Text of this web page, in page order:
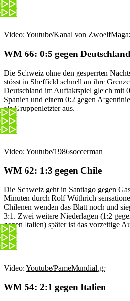
Video: Youtube/Kanal von
WM 66: 0:5 gegen Deutschland
Die Schweiz ohne den gesperrten
stösst in Sheffield schnell an ihre
Deutschland im Auftaktspiel gleich mit
Spanien und einem 0:2 gegen
als Gruppenletzter aus.
Video: Youtube/1986soccerman
WM 62: 1:3 gegen Chile
Die Schweiz geht in Santiago gegen
Minuten durch Rolf Wüthrich
Chilenen wenden das Blatt noch und
3:1. Zwei weitere Niederlagen (1:2
gegen Italien) später ist das vorzeitige
Video: Youtube/PameMundial.gr
WM 54: 2:1 gegen Italien